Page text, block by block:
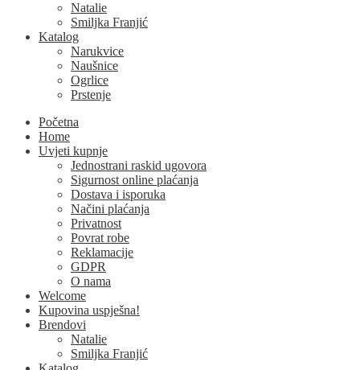
Natalie
Smiljka Franjić
Katalog
Narukvice
Naušnice
Ogrlice
Prstenje
Početna
Home
Uvjeti kupnje
Jednostrani raskid ugovora
Sigurnost online plaćanja
Dostava i isporuka
Načini plaćanja
Privatnost
Povrat robe
Reklamacije
GDPR
O nama
Welcome
Kupovina uspješna!
Brendovi
Natalie
Smiljka Franjić